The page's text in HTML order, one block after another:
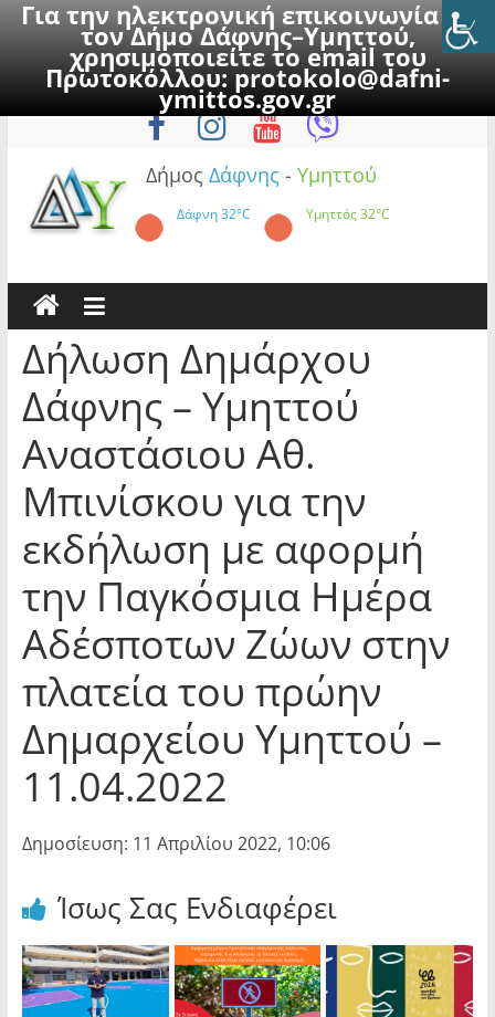
Για την ηλεκτρονική επικοινωνία με
τον Δήμο Δάφνης–Υμηττού,
χρησιμοποιείτε το email του
Πρωτοκόλλου:protokolo@dafni-
ymittos.gov.gr
to
Δευτέρα, 10 Αυγούστου 2026
Δήμος Δάφνης - Υμηττού
Δάφνη32°C Υμηττός32°C
Δήλωση Δημάρχου
Δάφνης – Υμηττού
Αναστάσιου Αθ.
Μπινίσκου για την
εκδήλωση με αφορμή
την Παγκόσμια Ημέρα
Αδέσποτων Ζώων στην
πλατεία του πρώην
Δημαρχείου Υμηττού –
11.04.2022
Δημοσίευση: 11 Απριλίου 2022, 10:06
Ίσως Σας Ενδιαφέρει